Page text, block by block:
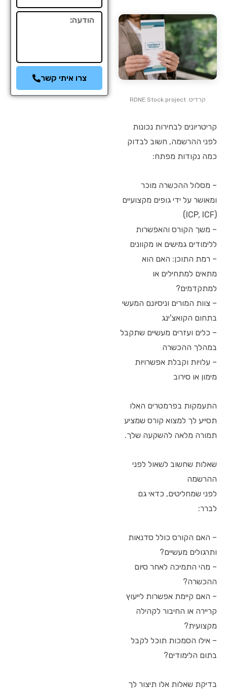
קרדיט: RDNE Stock project
קריטריונים לבחירות נכונות
לפני ההרשמה, חשוב לבדוק
כמה נקודות מפתח:
– מסלול ההכשרה מוכר
ומאושר על ידי גופים מקצועיים
(ICP, ICF)
– משך הקורס והאפשרות
ללימודים גמישים או מקוונים
– רמת התוכן: האם הוא
מתאים למתחילים או
למתקדמים?
– צוות המורים וניסיונם המעשי
בתחום הקואצ'ינג
– כלים ועזרים מעשיים שתקבל
במהלך ההכשרה
– עלויות וקבלת אפשרויות
מימון או סירוב
התעמקות בפרמטרים האלו
תסייע לך למצוא קורס שמציע
תמורה מלאה להשקעה שלך.
שאלות שחשוב לשאול לפני
ההרשמה
לפני שמחליטים, כדאי גם
לברר:
– האם הקורס כולל סדנאות
ותרגולים מעשיים?
– מהי התמיכה לאחר סיום
ההכשרה?
– האם קיימת אפשרות לייעוץ
קריירה או החיבור לקהילה
מקצועית?
– אילו הסמכות תוכל לקבל
בתום הלימודים?
בדיקת שאלות אלו תיצור לך
הודעה
צרו איתי קשר